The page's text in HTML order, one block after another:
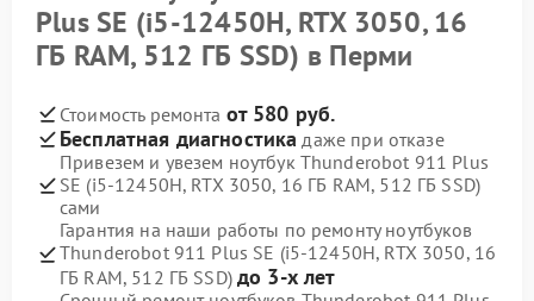
Plus SE (i5-12450H, RTX 3050, 16
ГБ RAM, 512 ГБ SSD) в Перми
Стоимость ремонта от 580 руб.
Бесплатная диагностика даже при отказе
Привезем и увезем ноутбук Thunderobot 911 Plus
SE (i5-12450H, RTX 3050, 16 ГБ RAM, 512 ГБ SSD)
сами
Гарантия на наши работы по ремонту ноутбуков
Thunderobot 911 Plus SE (i5-12450H, RTX 3050, 16
ГБ RAM, 512 ГБ SSD) до 3-х лет